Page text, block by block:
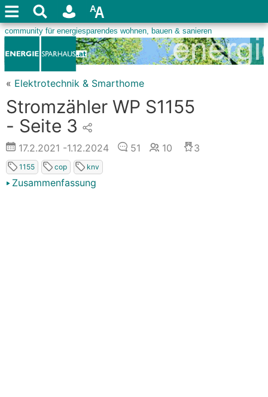
« Elektrotechnik & Smarthome
Stromzähler WP S1155
- Seite 3
17.2.2021 -1.12.2024 51 10 3
1155 cop knv
Zusammenfassung